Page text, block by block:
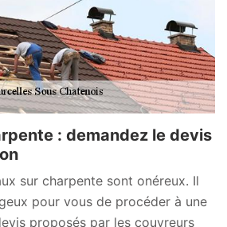
: demandez le devis
sur charpente sont onéreux. Il
pour vous de procéder à une
proposés par les couvreurs